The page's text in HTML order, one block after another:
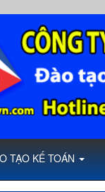
TẠO KẾ TOÁN